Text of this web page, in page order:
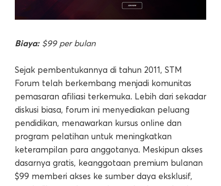
Biaya:$99 per bulan
Sejak pembentukannya di tahun 2011, STM
Forum telah berkembang menjadi komunitas
pemasaran afiliasi terkemuka. Lebih dari sekadar
diskusi biasa, forum ini menyediakan peluang
pendidikan, menawarkan kursus online dan
program pelatihan untuk meningkatkan
keterampilan para anggotanya. Meskipun akses
dasarnya gratis, keanggotaan premium bulanan
$99 memberi akses ke sumber daya eksklusif,